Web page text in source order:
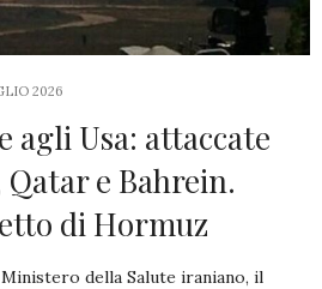
2026
agli Usa: attaccate
e Bahrein.
di Hormuz
della Salute iraniano, il